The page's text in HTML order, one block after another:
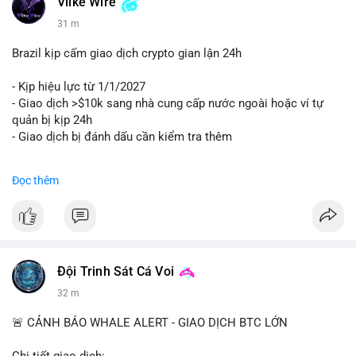
31 m
Brazil kịp cấm giao dịch crypto gian lận 24h
- Kịp hiệu lực từ 1/1/2027
- Giao dịch >$10k sang nhà cung cấp nước ngoài hoặc ví tự
quản bị kịp 24h
- Giao dịch bị đánh dấu cần kiểm tra thêm
📰 Nguồn: Cointelegraph
Đọc thêm
Đội Trinh Sát Cá Voi
32 m
🚨 CẢNH BÁO WHALE ALERT - GIAO DỊCH BTC LỚN